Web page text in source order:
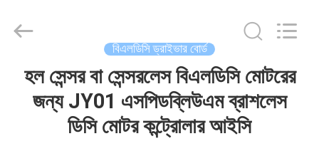
বাড়ি
Motor
Technology
Reserved.
বিএলডিসি ড্রাইভার বোর্ড
হল সেন্সর বা সেন্সরলেস বিএলডিসি মোটরের
জন্য JY01 এসপিডব্লিউএম ব্রাশলেস
ডিসি মোটর কন্ট্রোলার আইসি